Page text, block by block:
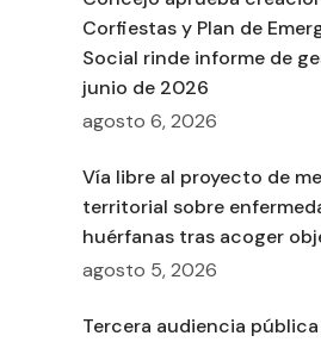
Corfiestas y Plan de
Social rinde informe de
junio de 2026
agosto 6, 2026
Vía libre al proyecto de
territorial sobre
huérfanas tras acoger
agosto 5, 2026
Tercera audiencia